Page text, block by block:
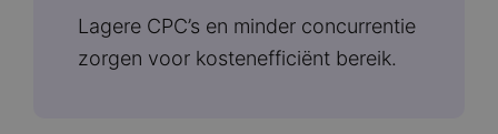
Lagere CPC’s en minder concurrentie
zorgen voor kostenefficiënt bereik.